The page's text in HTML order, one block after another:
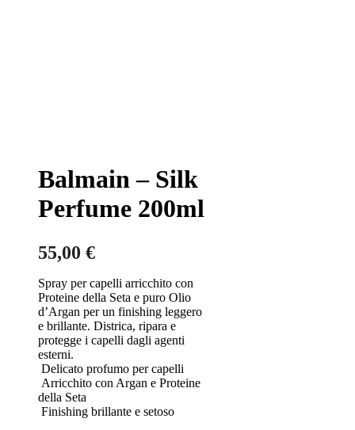
Balmain – Silk
Perfume 200ml
55,00 €
Spray per capelli arricchito con
Proteine della Seta e puro Olio
d’Argan per un finishing leggero
e brillante. Districa, ripara e
protegge i capelli dagli agenti
esterni.
Delicato profumo per capelli
Arricchito con Argan e Proteine
della Seta
Finishing brillante e setoso